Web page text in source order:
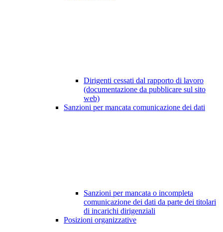
Dirigenti cessati dal rapporto di lavoro
(documentazione da pubblicare sul sito
web)
Sanzioni per mancata comunicazione dei dati
Sanzioni per mancata o incompleta
comunicazione dei dati da parte dei titolari
di incarichi dirigenziali
Posizioni organizzative